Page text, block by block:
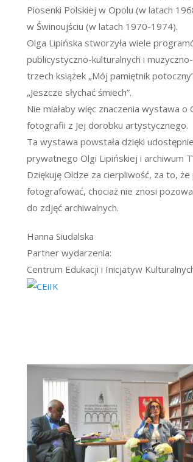
Piosenki Polskiej w Opolu (w latach
w Świnoujściu (w latach 1970-1974).
Olga Lipińska stworzyła wiele
publicystyczno-kulturalnych i
trzech książek „Mój pamiętnik
„Jeszcze słychać śmiech”.
Nie miałaby więc znaczenia wystawa o
fotografii z Jej dorobku artystycznego.
Ta wystawa powstała dzięki
prywatnego Olgi Lipińskiej i archiwum
Dziękuję Oldze za cierpliwość, za to, że
fotografować, chociaż nie znosi
do zdjęć archiwalnych.
Hanna Siudalska
Partner wydarzenia:
Centrum Edukacji i Inicjatyw